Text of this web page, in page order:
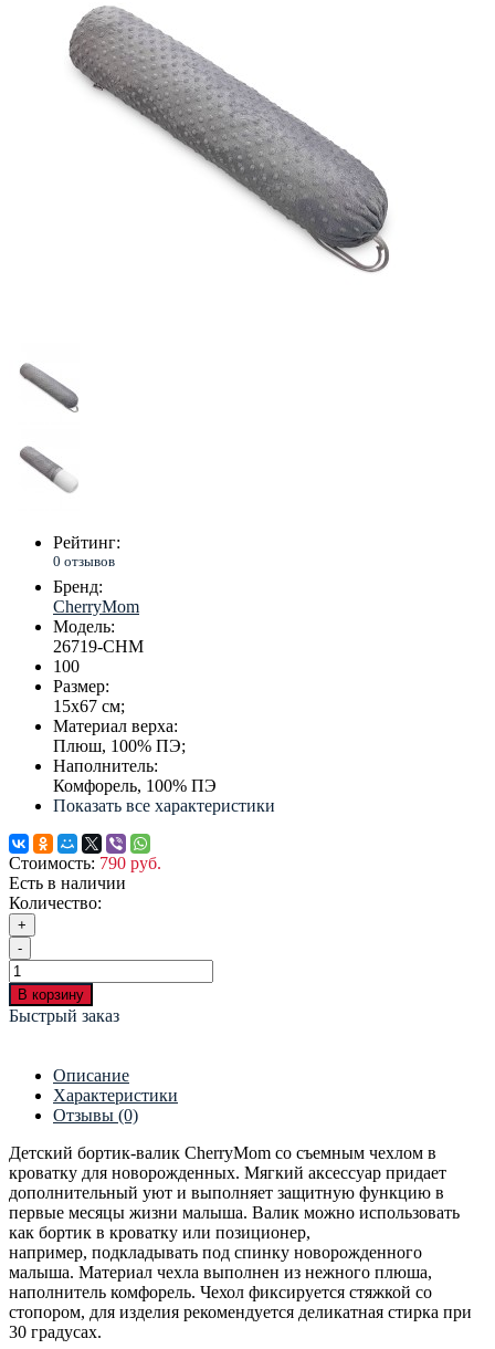
Рейтинг:
0 отзывов
Бренд:
CherryMom
Модель:
26719-CHM
100
Размер:
15х67 см;
Материал верха:
Плюш, 100% ПЭ;
Наполнитель:
Комфорель, 100% ПЭ
Показать все характеристики
Стоимость: 790 руб.
Есть в наличии
Количество:
+
-
В корзину
Быстрый заказ
Описание
Характеристики
Отзывы (0)
Детский бортик-валик CherryMom со съемным чехлом в
кроватку для новорожденных. Мягкий аксессуар придает
дополнительный уют и выполняет защитную функцию в
первые месяцы жизни малыша. Валик можно использовать
как бортик в кроватку или позиционер,
например, подкладывать под спинку новорожденного
малыша. Материал чехла выполнен из нежного плюша,
наполнитель комфорель. Чехол фиксируется стяжкой со
стопором, для изделия рекомендуется деликатная стирка при
30 градусах.